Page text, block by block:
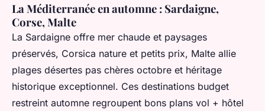
La Méditerranée en automne : Sardaigne,
Corse, Malte
La Sardaigne offre mer chaude et paysages
préservés, Corsica nature et petits prix, Malte allie
plages désertes pas chères octobre et héritage
historique exceptionnel. Ces destinations budget
restreint automne regroupent bons plans vol + hôtel